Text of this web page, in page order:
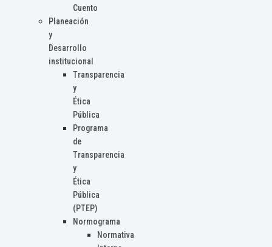
Cuento
Planeación
y
Desarrollo
institucional
Transparencia
y
Ética
Pública
Programa
de
Transparencia
y
Ética
Pública
(PTEP)
Normograma
Normativa